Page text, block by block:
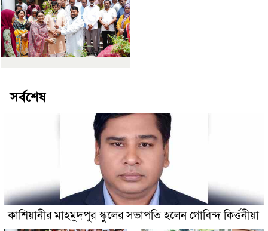
সর্বশেষ
কাশিয়ানীর মাহমুদপুর স্কুলের সভাপতি হলেন গোবিন্দ কির্ত্তনীয়া